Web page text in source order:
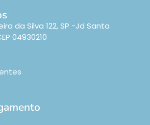
da Silva 122, SP -Jd Santa
04930210